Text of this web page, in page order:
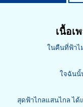
เนื้อเ
ในคืนที่ฟ้าไ
ใจฉันนั้
สุดฟ้าไกลแสนไกล ได้